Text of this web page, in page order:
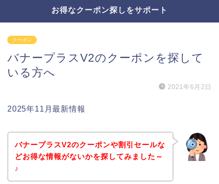
お得なクーポン探しをサポート
クーポン
バナープラスV2のクーポンを探して
いる方へ
2021年6月2日
2025年11月最新情報
バナープラスV2のクーポンや割引セールな
どお得な情報がないかを探してみました～
♪